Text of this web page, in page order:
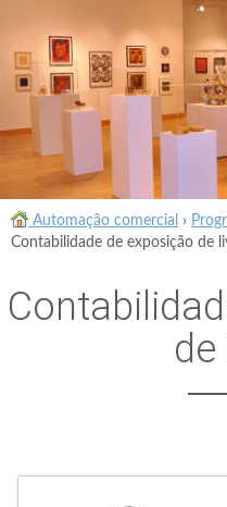
Automação comercial ›
Contabilidade de exposição de
de